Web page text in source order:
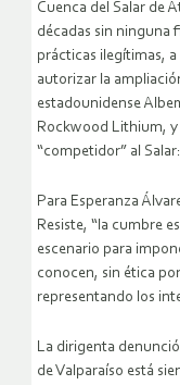
Cuenca del Salar de
décadas sin ninguna
prácticas ilegítimas,
autorizar la
estadounidense
Rockwood Lithium, y
“competidor” al
Para Esperanza
Resiste, “la cumbre
escenario para
conocen, sin ética
representando los
La dirigenta
de Valparaíso está